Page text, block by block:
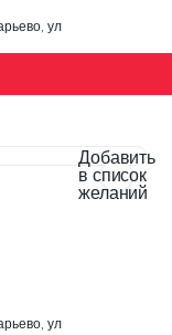
ул
Добавить
в список
желаний
ул